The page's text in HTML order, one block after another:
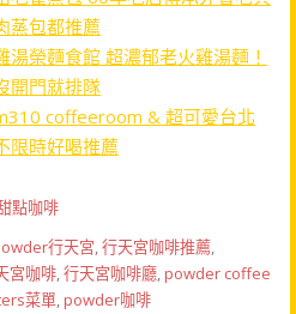
蒸包都推薦
湯榮麵食館 超濃郁老火雞湯麵！
開門就排隊
coffeeroom & 超可愛台北
限時好喝推薦
點咖啡
行天宮,行天宮咖啡推薦,
宮咖啡,行天宮咖啡廳,powder coffee
菜單,powder咖啡